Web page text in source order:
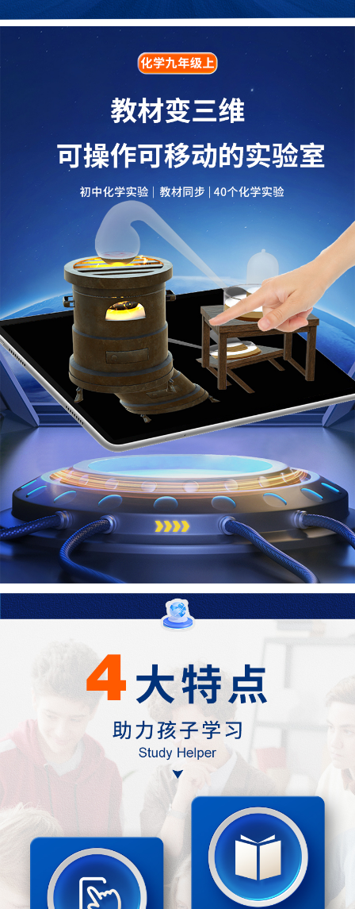
第二节化石燃料的利用
第三节大自然中的二氧化碳
到实验室去：二氧化碳的实验室制取与性质
第一章 大家都来学化学
1.1身边的化学
1.2化学实验之旅
1.3物质的变化
1.4物质性质的探究
第二章 空气、物质的构成
2.1空气的成分
2.2构成物质的微粒（Ⅰ）——分子
2.3构成物质的微粒（Ⅱ）——原子和离子
2.4辨别物质的元素组成
第三章 维持生命之气——氧气
3.1氧气的性质和用途
3.2制取氧气
3.4物质组成的表示式
第四章 生命之源——水
4.1我们的水资源
4.3质量守恒定律
4.4化学方程式
第五章 燃料